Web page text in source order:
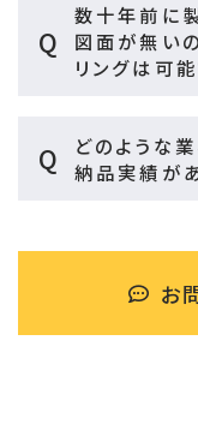
Q
数十年前に
図面が無い
リングは可能
Q
どのような
納品実績が
お